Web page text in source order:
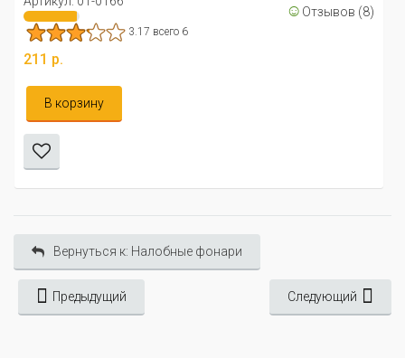
☺ Отзывов (8)
3.17 всего 6
211 р.
В корзину
Вернуться к: Налобные фонари
Предыдущий Следующий